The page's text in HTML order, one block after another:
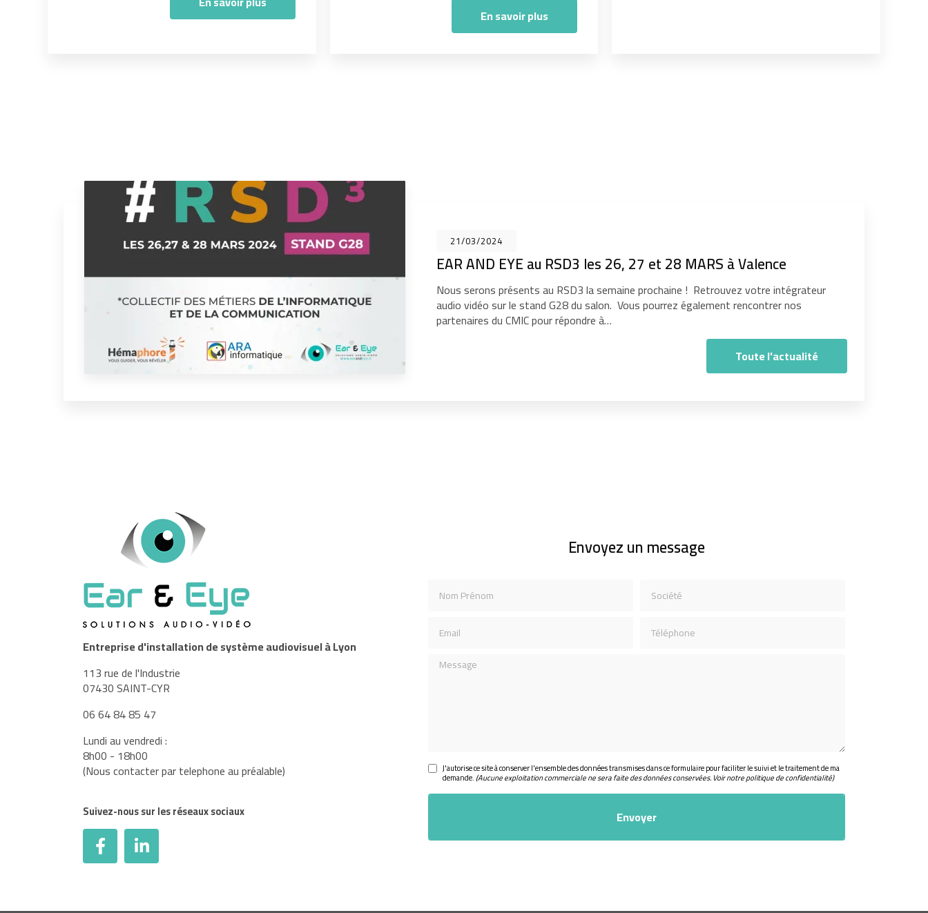
En savoir plus
21/03/2024
EAR AND EYE au RSD3 les 26, 27 et 28 MARS à Valence
Nous serons présents au RSD3 la semaine prochaine ! Retrouvez votre intégrateur
audio vidéo sur le stand G28 du salon. Vous pourrez également rencontrer nos
partenaires du CMIC pour répondre à…
Toute l'actualité
Entreprise d'installation de système audiovisuel à Lyon
113 rue de l'Industrie
07430 SAINT-CYR
06 64 84 85 47
Lundi au vendredi :
8h00 - 18h00
(Nous contacter par telephone au préalable)
Suivez-nous sur les réseaux sociaux
Envoyez un message
Nom Prénom
Société
Téléphone
Message
J'autorise ce site à conserver l'ensemble des données transmises dans ce formulaire pour faciliter le suivi et le traitement de ma
demande. (Aucune exploitation commerciale ne sera faite des données conservées. Voir notrepolitique de confidentialité)